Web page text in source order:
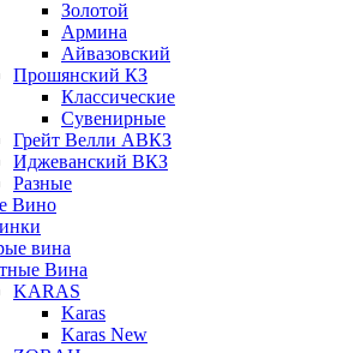
Золотой
Армина
Айвазовский
Прошянский КЗ
Классические
Сувенирные
Грейт Велли АВКЗ
Иджеванский ВКЗ
Разные
Вино
вина
Вина
KARAS
Karas
Karas New